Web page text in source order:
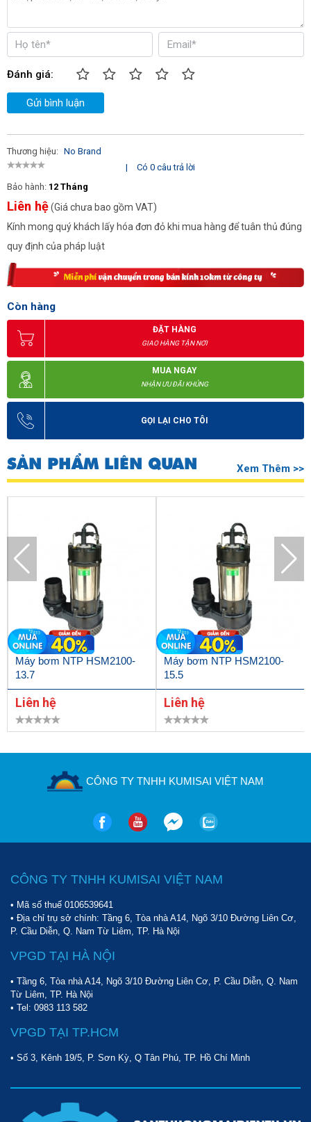
Đánh giá:
Gửi bình luận
Thương hiệu: No Brand
|
Có 0 câu trả lời
Bảo hành: 12 Tháng
Liên hệ(Giá chưa bao gồm VAT)
Kính mong quý khách lấy hóa đơn đỏ khi mua hàng để tuân thủ đúng
quy định của pháp luật
Còn hàng
ĐẶT HÀNG
GIAO HÀNG TẬN NƠI
MUA NGAY
NHẬN ƯU ĐÃI KHỦNG
GỌI LẠI CHO TÔI
SẢN PHẨM LIÊN QUAN Xem Thêm >>
Máy bơm NTP HSM2100-
13.7
Liên hệ
Máy bơm NTP HSM2100-
15.5
Liên hệ
CÔNG TY TNHH KUMISAI VIỆT NAM
CÔNG TY TNHH KUMISAI VIỆT NAM
• Mã số thuế 0106539641
• Địa chỉ trụ sở chính: Tầng 6, Tòa nhà A14, Ngõ 3/10 Đường Liên Cơ,
P. Cầu Diễn, Q. Nam Từ Liêm, TP. Hà Nội
VPGD TẠI HÀ NỘI
• Tầng 6, Tòa nhà A14, Ngõ 3/10 Đường Liên Cơ, P. Cầu Diễn, Q. Nam
Từ Liêm, TP. Hà Nội
• Tel: 0983 113 582
VPGD TẠI TP.HCM
• Số 3, Kênh 19/5, P. Sơn Kỳ, Q Tân Phú, TP. Hồ Chí Minh